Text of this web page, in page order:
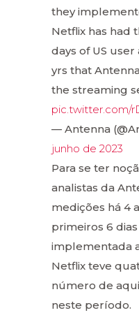
they
Netflix has had
days of US
yrs that
the streaming
pic.twitter.com/
— Antenna
junho de 2023
Para se ter
analistas da
medições há 4
primeiros 6
implementada
Netflix teve
número de
neste período.